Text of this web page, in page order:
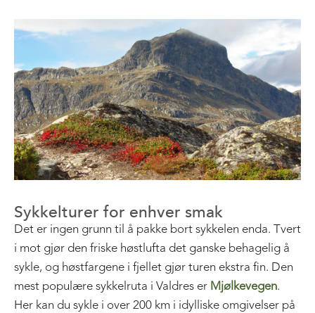
Sykkelturer for enhver smak
Det er ingen grunn til å pakke bort sykkelen enda. Tvert
i mot gjør den friske høstlufta det ganske behagelig å
sykle, og høstfargene i fjellet gjør turen ekstra fin. Den
mest populære sykkelruta i Valdres er Mjølkevegen.
Her kan du sykle i over 200 km i idylliske omgivelser på